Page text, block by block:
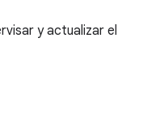
y actualizar el